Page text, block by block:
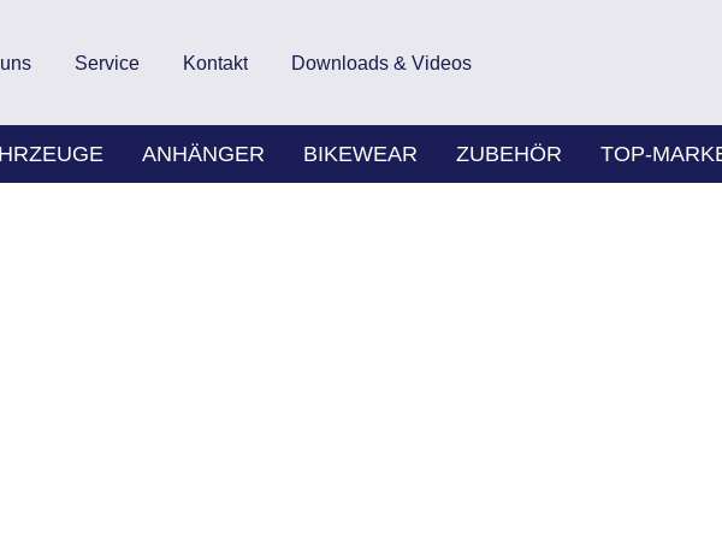
Service Kontakt Downloads & Videos
ANHÄNGER BIKEWEAR ZUBEHÖR TOP-